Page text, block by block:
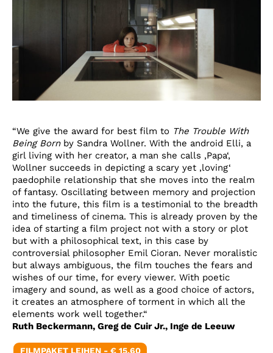
“We give the award for best film to The Trouble With
Being Bornby Sandra Wollner. With the android Elli, a
girl living with her creator, a man she calls ‚Papa‘,
Wollner succeeds in depicting a scary yet ‚loving‘
paedophile relationship that she moves into the realm
of fantasy. Oscillating between memory and projection
into the future, this film is a testimonial to the breadth
and timeliness of cinema. This is already proven by the
idea of starting a film project not with a story or plot
but with a philosophical text, in this case by
controversial philosopher Emil Cioran. Never moralistic
but always ambiguous, the film touches the fears and
wishes of our time, for every viewer. With poetic
imagery and sound, as well as a good choice of actors,
it creates an atmosphere of torment in which all the
elements work well together.“
Ruth Beckermann, Greg de Cuir Jr., Inge de Leeuw
FILMPAKET LEIHEN - € 15,60